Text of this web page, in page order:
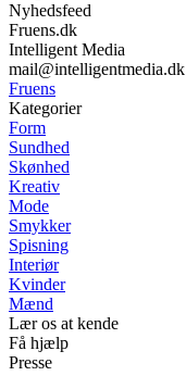
Nyhedsfeed
Fruens.dk
Intelligent Media
mail@intelligentmedia.dk
Fruens
Kategorier
Form
Sundhed
Skønhed
Kreativ
Mode
Smykker
Spisning
Interiør
Kvinder
Mænd
Lær os at kende
Få hjælp
Presse